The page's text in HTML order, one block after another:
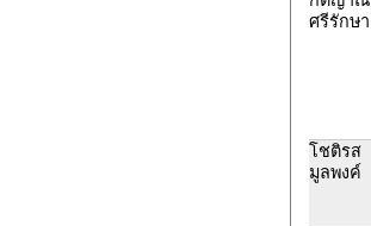
ศรีรักษา
โชติรส
มูลพงค์